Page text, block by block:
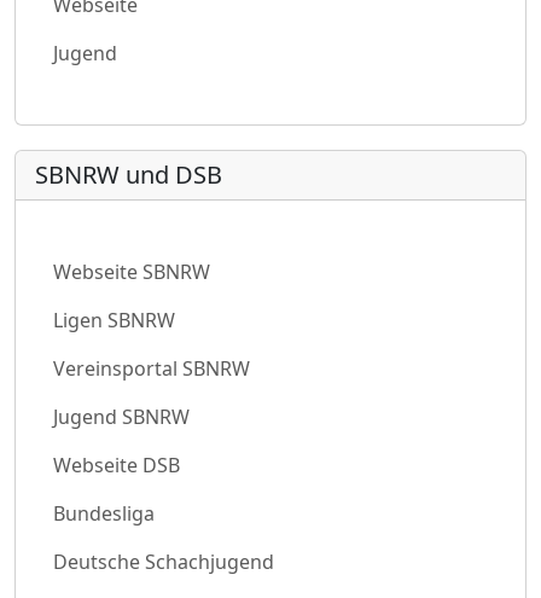
Jugend
SBNRW und DSB
Webseite SBNRW
Ligen SBNRW
Vereinsportal SBNRW
Jugend SBNRW
Webseite DSB
Bundesliga
Deutsche Schachjugend